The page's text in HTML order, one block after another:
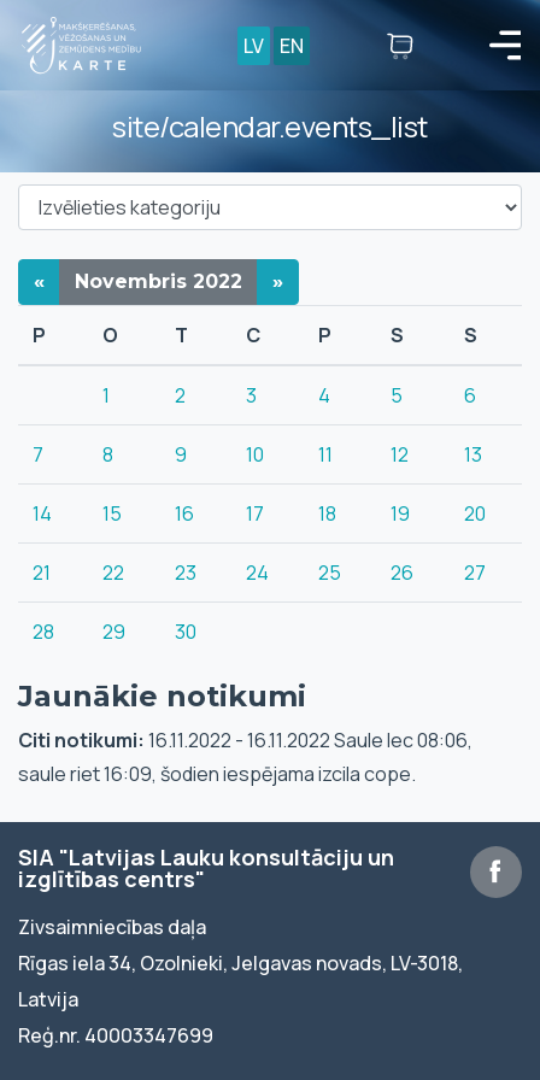
LV EN
site/calendar.events_list
« Novembris 2022 »
P O T C P S S
1 2 3 4 5 6
7 8 9 10 11 12 13
14 15 16 17 18 19 20
21 22 23 24 25 26 27
28 29 30
Jaunākie notikumi
Citi notikumi: 16.11.2022 - 16.11.2022 Saule lec 08:06,
saule riet 16:09, šodien iespējama izcila cope.
SIA "Latvijas Lauku konsultāciju un
izglītības centrs"
Zivsaimniecības daļa
Rīgas iela 34, Ozolnieki, Jelgavas novads, LV-3018,
Latvija
Reģ.nr. 40003347699